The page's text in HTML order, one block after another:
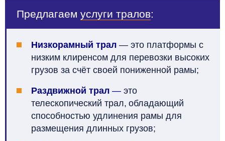
Предлагаем услуги тралов:
Низкорамный трал — это платформы с
низким клиренсом для перевозки высоких
грузов за счёт своей пониженной рамы;
Раздвижной трал — это
телескопический трал, обладающий
способностью удлинения рамы для
размещения длинных грузов;